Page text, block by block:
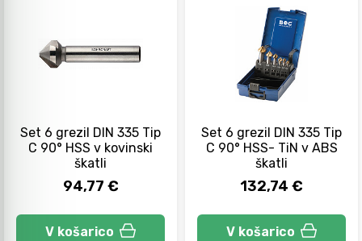
Set 6 grezil DIN 335 Tip
C 90° HSS v kovinski
škatli
94,77 €
V košarico
Set 6 grezil DIN 335 Tip
C 90° HSS- TiN v ABS
škatli
132,74 €
V košarico
Zaščitna oprema
Avtomobilsko orodje
Inštalatersko orodje